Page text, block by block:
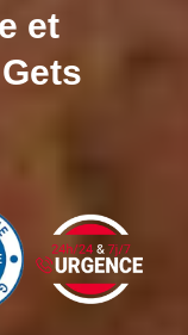
et